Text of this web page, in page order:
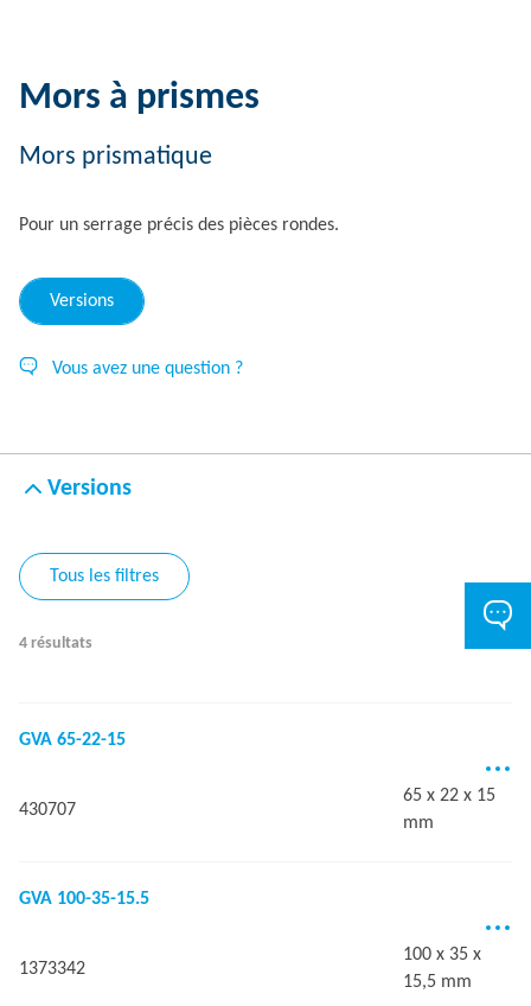
Mors à prismes
Mors prismatique
Pour un serrage précis des pièces rondes.
Versions
Vous avez une question ?
Versions
Tous les filtres
4 résultats
GVA 65-22-15
430707
65 x 22 x 15
mm
GVA 100-35-15.5
1373342
100 x 35 x
15,5 mm